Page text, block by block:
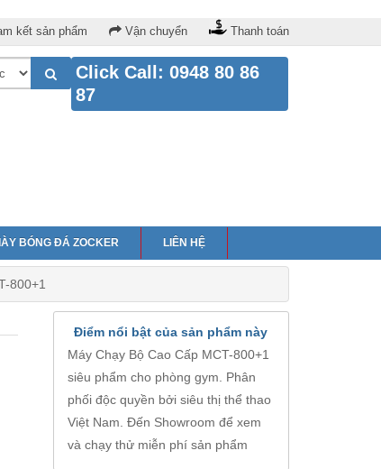
kết sản phẩm Vận chuyển Thanh toán
Click Call: 0948 80 86
87
BÓNG ĐÁ ZOCKER LIÊN HỆ
800+1
Điểm nổi bật của sản phẩm này
Máy Chạy Bộ Cao Cấp MCT-800+1
siêu phẩm cho phòng gym. Phân
phối độc quyền bởi siêu thị thể thao
Việt Nam. Đến Showroom để xem
và chạy thử miễn phí sản phẩm